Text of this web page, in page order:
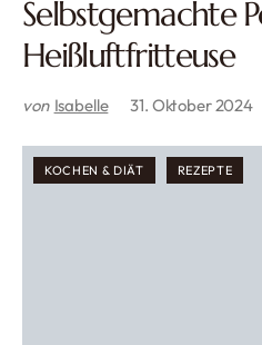
Selbstgemachte
Heißluftfritteuse
von Isabelle 31. Oktober 2024
KOCHEN & DIÄT REZEPTE